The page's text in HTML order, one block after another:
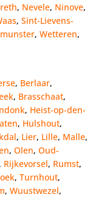
, Nevele, Ninove,
, Sint-Lievens-
, Wetteren,
, Berlaar,
, Brasschaat,
, Heist-op-den-
, Hulshout,
, Lier, Lille, Malle,
, Olen, Oud-
, Rijkevorsel, Rumst,
, Turnhout,
, Wuustwezel,